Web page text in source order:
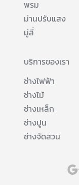
พรม
ม่านปรับแสง
มู่ลี่
บริการของเรา
ช่างไฟฟ้า
ช่างไม้
ช่างเหล็ก
ช่างปูน
ช่างจัดสวน